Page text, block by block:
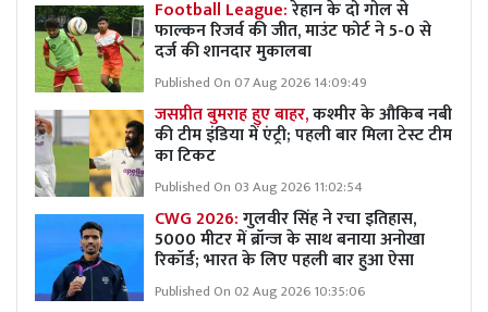
Football League:रेहान के दो गोल से
फाल्कन रिजर्व की जीत, माउंट फोर्ट ने 5-0 से
दर्ज की शानदार मुकालबा
Published On 07 Aug 2026 14:09:49
जसप्रीत बुमराह हुए बाहर,कश्मीर के औकिब नबी
की टीम इंडिया में एंट्री; पहली बार मिला टेस्ट टीम
का टिकट
Published On 03 Aug 2026 11:02:54
CWG 2026:गुलवीर सिंह ने रचा इतिहास,
5000 मीटर में ब्रॉन्ज के साथ बनाया अनोखा
रिकॉर्ड; भारत के लिए पहली बार हुआ ऐसा
Published On 02 Aug 2026 10:35:06